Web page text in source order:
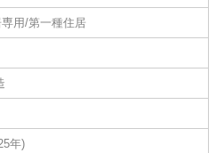
用/第一種住居
年)